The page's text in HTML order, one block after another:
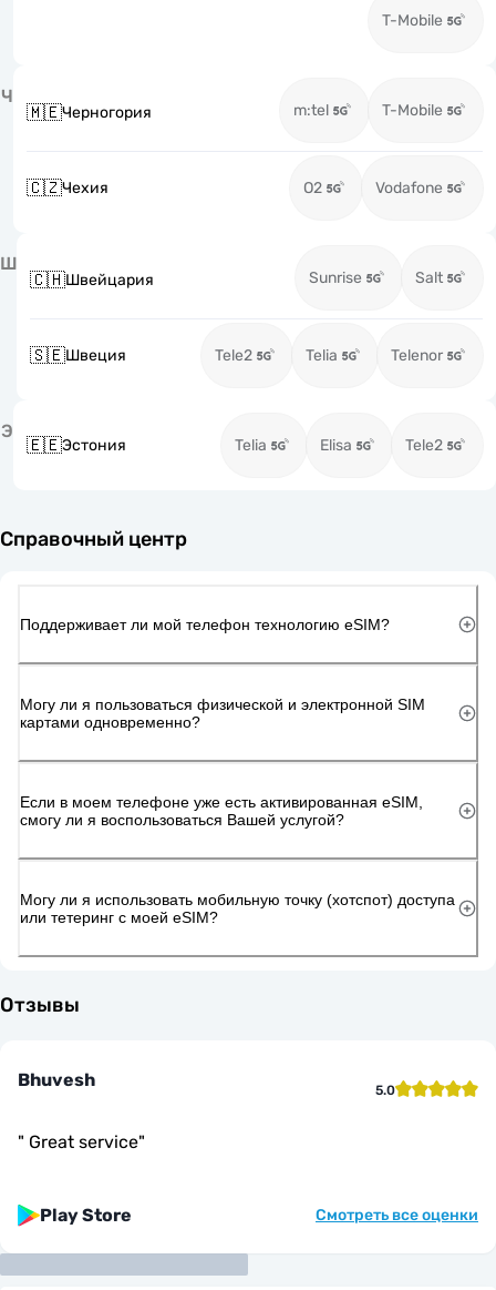
T-Mobile
Ч
🇲🇪Черногория m:tel T-Mobile
🇨🇿Чехия O2 Vodafone
Ш
🇨🇭Швейцария Sunrise Salt
🇸🇪Швеция Tele2 Telia Telenor
Э
🇪🇪Эстония Telia Elisa Tele2
Справочный центр
Поддерживает ли мой телефон технологию eSIM?
Могу ли я пользоваться физической и электронной SIM
картами одновременно?
Если в моем телефоне уже есть активированная eSIM,
смогу ли я воспользоваться Вашей услугой?
Могу ли я использовать мобильную точку (хотспот) доступа
или тетеринг с моей eSIM?
Отзывы
Bhuvesh 5.0
" Great service"
Play Store Смотреть все оценки